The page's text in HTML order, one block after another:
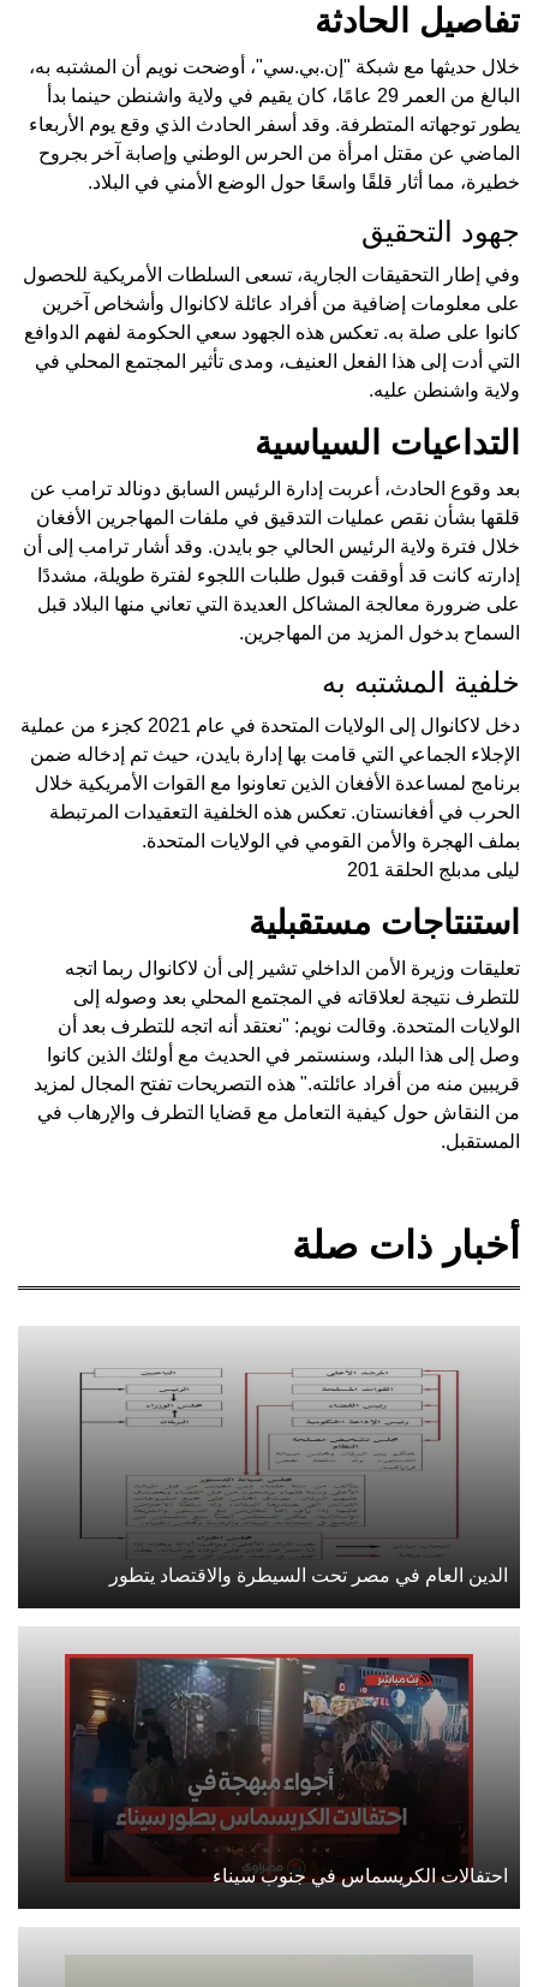
تفاصيل الحادثة
خلال حديثها مع شبكة "إن.بي.سي"، أوضحت نويم أن المشتبه به،
البالغ من العمر 29 عامًا، كان يقيم في ولاية واشنطن حينما بدأ
يطور توجهاته المتطرفة. وقد أسفر الحادث الذي وقع يوم الأربعاء
الماضي عن مقتل امرأة من الحرس الوطني وإصابة آخر بجروح
خطيرة، مما أثار قلقًا واسعًا حول الوضع الأمني في البلاد.
جهود التحقيق
وفي إطار التحقيقات الجارية، تسعى السلطات الأمريكية للحصول
على معلومات إضافية من أفراد عائلة لاكانوال وأشخاص آخرين
كانوا على صلة به. تعكس هذه الجهود سعي الحكومة لفهم الدوافع
التي أدت إلى هذا الفعل العنيف، ومدى تأثير المجتمع المحلي في
ولاية واشنطن عليه.
التداعيات السياسية
بعد وقوع الحادث، أعربت إدارة الرئيس السابق دونالد ترامب عن
قلقها بشأن نقص عمليات التدقيق في ملفات المهاجرين الأفغان
خلال فترة ولاية الرئيس الحالي جو بايدن. وقد أشار ترامب إلى أن
إدارته كانت قد أوقفت قبول طلبات اللجوء لفترة طويلة، مشددًا
على ضرورة معالجة المشاكل العديدة التي تعاني منها البلاد قبل
السماح بدخول المزيد من المهاجرين.
خلفية المشتبه به
دخل لاكانوال إلى الولايات المتحدة في عام 2021 كجزء من عملية
الإجلاء الجماعي التي قامت بها إدارة بايدن، حيث تم إدخاله ضمن
برنامج لمساعدة الأفغان الذين تعاونوا مع القوات الأمريكية خلال
الحرب في أفغانستان. تعكس هذه الخلفية التعقيدات المرتبطة
بملف الهجرة والأمن القومي في الولايات المتحدة.
ليلى مدبلج الحلقة 201
استنتاجات مستقبلية
تعليقات وزيرة الأمن الداخلي تشير إلى أن لاكانوال ربما اتجه
للتطرف نتيجة لعلاقاته في المجتمع المحلي بعد وصوله إلى
الولايات المتحدة. وقالت نويم: "نعتقد أنه اتجه للتطرف بعد أن
وصل إلى هذا البلد، وسنستمر في الحديث مع أولئك الذين كانوا
قريبين منه من أفراد عائلته." هذه التصريحات تفتح المجال لمزيد
من النقاش حول كيفية التعامل مع قضايا التطرف والإرهاب في
المستقبل.
أخبار ذات صلة
الدين العام في مصر تحت السيطرة والاقتصاد يتطور
احتفالات الكريسماس في جنوب سيناء